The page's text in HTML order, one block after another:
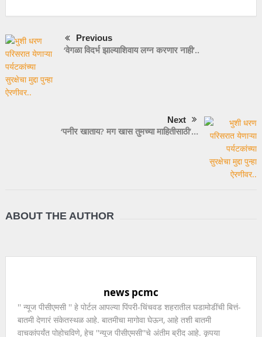
Previous
‘वेगळा विदर्भ झाल्याशिवाय लग्न करणार नाही’..
Next
‘पनीर खाताय? मग खास तुमच्या माहितीसाठी’…
ABOUT THE AUTHOR
news pcmc
'' न्यूज पीसीएमसी '' हे पोर्टल आपल्या पिंपरी-चिंचवड शहरातील घडामोडींची बित्तं-
बातमी देणारं संकेतस्थळ आहे. बातमीचा मागोवा घेऊन, आहे तशी बातमी
वाचकांपर्यंत पोहोचविणे, हेच ''न्यूज पीसीएमसी''चे अंतीम ब्रीद आहे. कृपया